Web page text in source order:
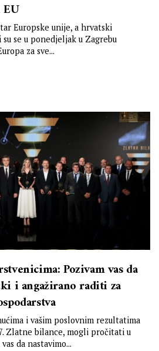
Europske unije, a hrvatski
se u ponedjeljak u Zagrebu
za sve...
Pozivam vas da
i angažirano raditi za
i vašim poslovnim rezultatima
Zlatne bilance, mogli pročitati u
da nastavimo...